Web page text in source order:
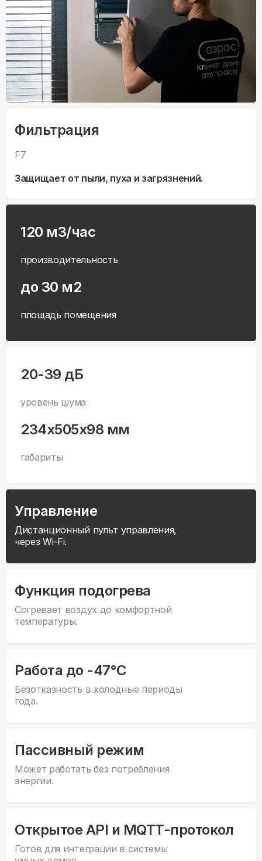
Фильтрация
F7
Защищает от пыли, пуха и загрязнений.
120 м3/час
производительность
до 30 м2
площадь помещения
20-39 дБ
уровень шума
234x505x98 мм
габариты
Управление
Дистанционный пульт управления,
через Wi-Fi.
Функция подогрева
Согревает воздух до комфортной
температуры.
Работа до -47°С
Безотказность в холодные периоды
года.
Пассивный режим
Может работать без потребления
энергии.
Открытое API и MQTT-протокол
Готов для интеграции в системы